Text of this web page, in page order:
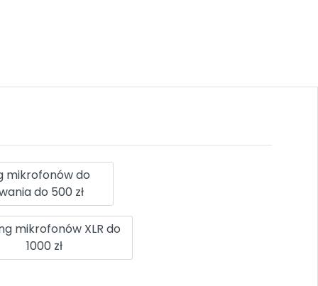
mikrofonów do
do 500 zł
mikrofonów XLR do
1000 zł